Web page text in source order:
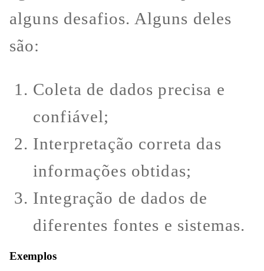
alguns desafios. Alguns deles
são:
Coleta de dados precisa e
confiável;
Interpretação correta das
informações obtidas;
Integração de dados de
diferentes fontes e sistemas.
Exemplos